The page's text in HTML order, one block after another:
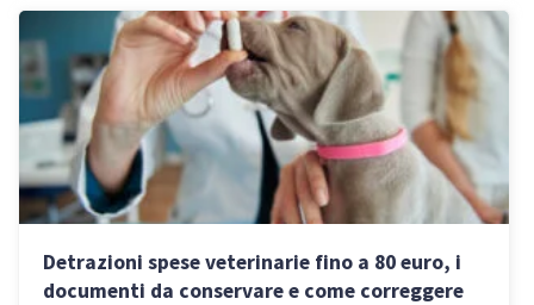
Detrazioni spese veterinarie fino a 80 euro, i
documenti da conservare e come correggere